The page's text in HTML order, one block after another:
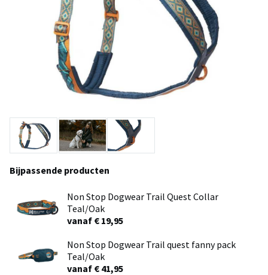
Bijpassende producten
Non Stop Dogwear Trail Quest Collar
Teal/Oak
vanaf € 19,95
Non Stop Dogwear Trail quest fanny pack
Teal/Oak
vanaf € 41,95